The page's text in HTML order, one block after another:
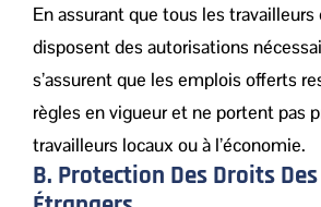
En assurant que tous les travailleurs
disposent des autorisations
s’assurent que les emplois offerts
règles en vigueur et ne portent pas
travailleurs locaux ou à l’économie.
B. Protection Des Droits